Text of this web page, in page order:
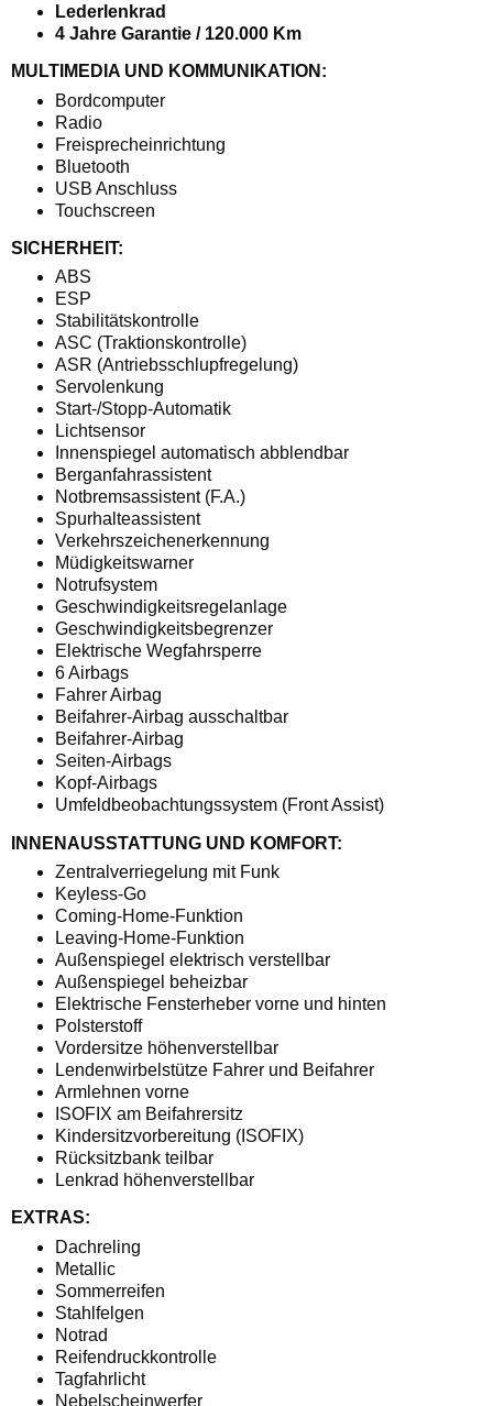
Lederlenkrad
4 Jahre Garantie / 120.000 Km
MULTIMEDIA UND KOMMUNIKATION:
Bordcomputer
Radio
Freisprecheinrichtung
Bluetooth
USB Anschluss
Touchscreen
SICHERHEIT:
ABS
ESP
Stabilitätskontrolle
ASC (Traktionskontrolle)
ASR (Antriebsschlupfregelung)
Servolenkung
Start-/Stopp-Automatik
Lichtsensor
Innenspiegel automatisch abblendbar
Berganfahrassistent
Notbremsassistent (F.A.)
Spurhalteassistent
Verkehrszeichenerkennung
Müdigkeitswarner
Notrufsystem
Geschwindigkeitsregelanlage
Geschwindigkeitsbegrenzer
Elektrische Wegfahrsperre
6 Airbags
Fahrer Airbag
Beifahrer-Airbag ausschaltbar
Beifahrer-Airbag
Seiten-Airbags
Kopf-Airbags
Umfeldbeobachtungssystem (Front Assist)
INNENAUSSTATTUNG UND KOMFORT:
Zentralverriegelung mit Funk
Keyless-Go
Coming-Home-Funktion
Leaving-Home-Funktion
Außenspiegel elektrisch verstellbar
Außenspiegel beheizbar
Elektrische Fensterheber vorne und hinten
Polsterstoff
Vordersitze höhenverstellbar
Lendenwirbelstütze Fahrer und Beifahrer
Armlehnen vorne
ISOFIX am Beifahrersitz
Kindersitzvorbereitung (ISOFIX)
Rücksitzbank teilbar
Lenkrad höhenverstellbar
EXTRAS:
Dachreling
Metallic
Sommerreifen
Stahlfelgen
Notrad
Reifendruckkontrolle
Tagfahrlicht
Nebelscheinwerfer